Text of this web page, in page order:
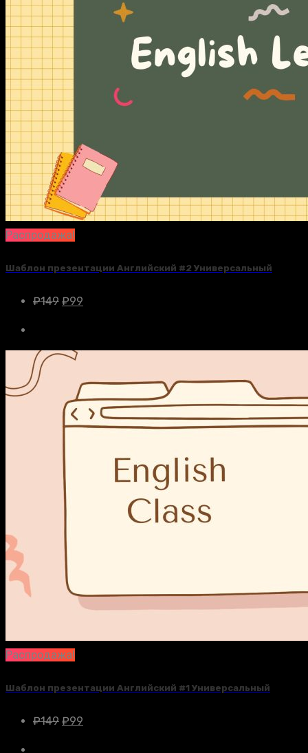
Распродажа!
Шаблон презентации Английский #2 Универсальный
₽149 ₽99
Распродажа!
Шаблон презентации Английский #1 Универсальный
₽149 ₽99